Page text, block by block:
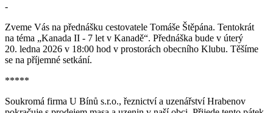
-
Zveme Vás na přednášku cestovatele Tomáše Štěpána. Tentokrát
na téma „Kanada II - 7 let v Kanadě“. Přednáška bude v úterý
20. ledna 2026 v 18:00 hod v prostorách obecního Klubu. Těšíme
se na příjemné setkání.
*****
Soukromá firma U Bínů s.r.o., řeznictví a uzenářství Hrabenov